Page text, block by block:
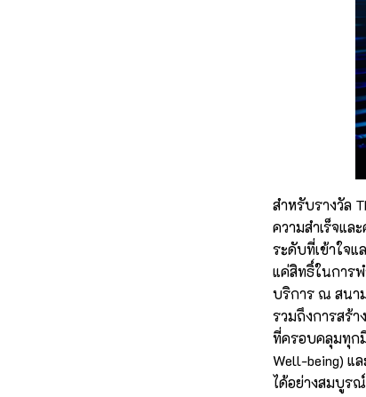
สำหรับรางวัล
ความสำเร็จแล
ระดับที่เข้าใจแ
แค่สิทธิ์ในการ
บริการ ณ สนา
รวมถึงการสร้
ที่ครอบคลุมทุกมิ
Well-being) แ
ได้อย่างสมบู